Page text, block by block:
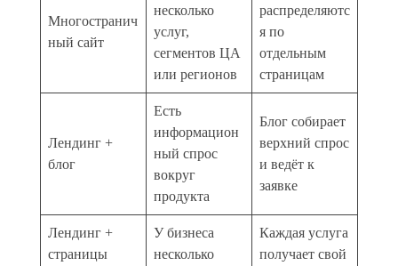
Многостранич
ный сайт
несколько
услуг,
сегментов ЦА
или регионов
распределяютс
я по
отдельным
страницам
Лендинг +
блог
Есть
информацион
ный спрос
вокруг
продукта
Блог собирает
верхний спрос
и ведёт к
заявке
Лендинг +
страницы
У бизнеса
несколько
Каждая услуга
получает свой